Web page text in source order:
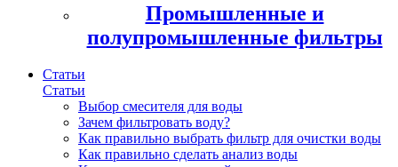
Промышленные и
полупромышленные фильтры
Статьи
Статьи
Выбор смесителя для воды
Зачем фильтровать воду?
Как правильно выбрать фильтр для очистки воды
Как правильно сделать анализ воды